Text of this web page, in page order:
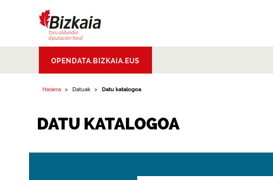
Aldundia.Diputacion
Foral de Bizkaia
OPENDATA.BIZKAIA.EUS
Hasiera Datuak Datu katalogoa
DATU KATALOGOA